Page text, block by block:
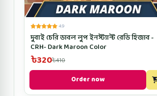
4.9
দুবাই চেরি ডাবল লুপ ইনস্ট্যান্ট রেডি হিজাব -
CRH- Dark Maroon Color
৳320৳410
Order now